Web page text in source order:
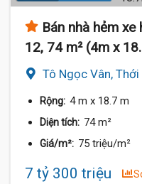
Bán nhà hẻm xe
12, 74 m² (4m x
Tô Ngọc Vân, Thới
Rộng: 4 m x 18.7 m
Diện tích: 74 m²
Giá/m²: 75 triệu/m²
7 tỷ 300 triệu